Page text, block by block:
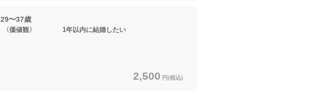
29〜37歳
〈価値観〉 1年以内に結婚したい
2,500 円(税込)